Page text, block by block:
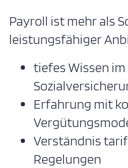
Payroll ist mehr als
leistungsfähiger
tiefes Wissen
Erfahrung mit
Verständnis
Regelungen